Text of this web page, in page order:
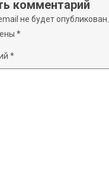
комментарий
не будет опубликован.
*
*